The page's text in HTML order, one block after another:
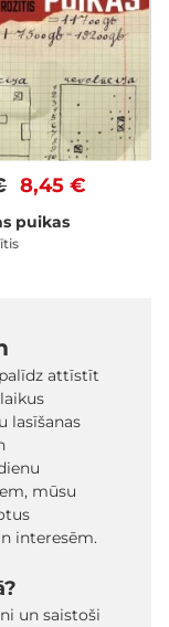
8,45 €
puikas
attīstīt
lasīšanas
mūsu
interesēm.
un saistoši